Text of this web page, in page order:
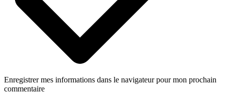
Enregistrer mes informations dans le navigateur pour mon prochain
commentaire